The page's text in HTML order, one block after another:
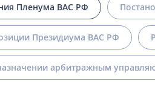
Пленума ВАС РФ
Президиума ВАС РФ
арбитражным